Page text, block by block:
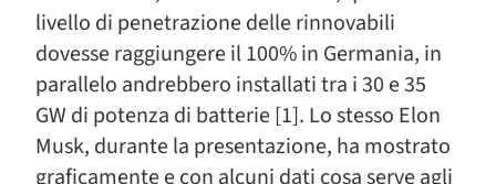
livello di penetrazione delle rinnovabili
dovesse raggiungere il 100% in Germania, in
parallelo andrebbero installati tra i 30 e 35
GW di potenza di batterie [1]. Lo stesso Elon
Musk, durante la presentazione, ha mostrato
graficamente e con alcuni dati cosa serve agli